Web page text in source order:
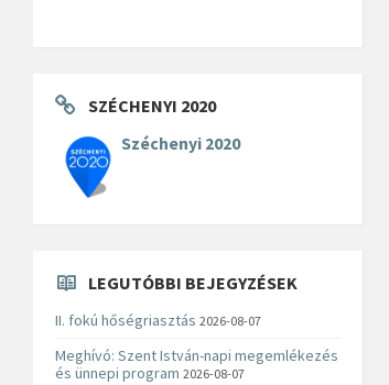
SZÉCHENYI 2020
Széchenyi 2020
LEGUTÓBBI BEJEGYZÉSEK
II. fokú hőségriasztás 2026-08-07
Meghívó: Szent István-napi megemlékezés
és ünnepi program 2026-08-07